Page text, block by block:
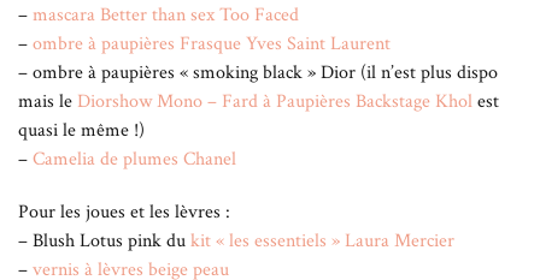
–mascara Better than sex Too Faced
–ombre à paupières Frasque Yves Saint Laurent
– ombre à paupières « smoking black » Dior (il n’est plus dispo
mais le Diorshow Mono – Fard à Paupières Backstage Kholest
quasi le même !)
–Camelia de plumes Chanel
Pour les joues et les lèvres :
– Blush Lotus pink dukit « les essentiels » Laura Mercier
–vernis à lèvres beige peau